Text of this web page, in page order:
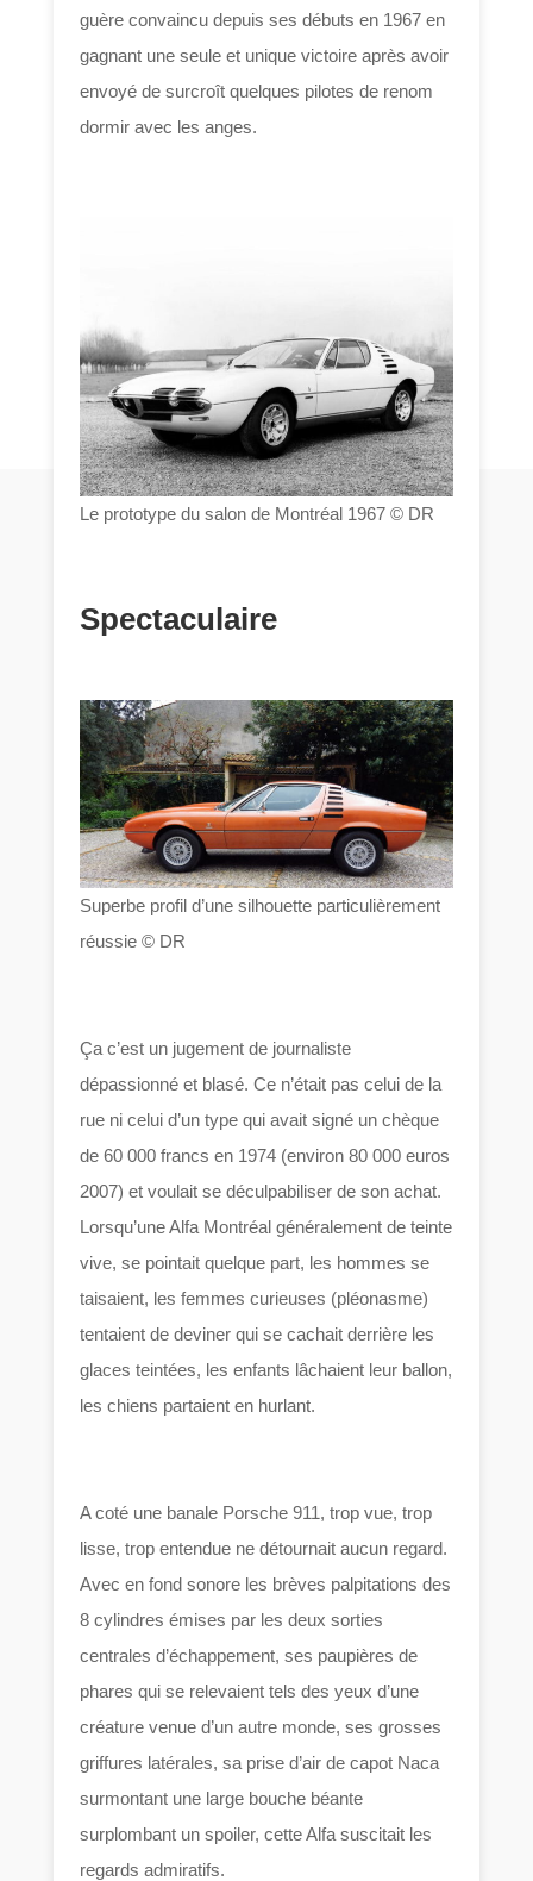
guère convaincu depuis ses débuts en 1967 en
gagnant une seule et unique victoire après avoir
envoyé de surcroît quelques pilotes de renom
dormir avec les anges.
Le prototype du salon de Montréal 1967 © DR
Spectaculaire
Superbe profil d’une silhouette particulièrement
réussie © DR
Ça c’est un jugement de journaliste
dépassionné et blasé. Ce n’était pas celui de la
rue ni celui d’un type qui avait signé un chèque
de 60 000 francs en 1974 (environ 80 000 euros
2007) et voulait se déculpabiliser de son achat.
Lorsqu’une Alfa Montréal généralement de teinte
vive, se pointait quelque part, les hommes se
taisaient, les femmes curieuses (pléonasme)
tentaient de deviner qui se cachait derrière les
glaces teintées, les enfants lâchaient leur ballon,
les chiens partaient en hurlant.
A coté une banale Porsche 911, trop vue, trop
lisse, trop entendue ne détournait aucun regard.
Avec en fond sonore les brèves palpitations des
8 cylindres émises par les deux sorties
centrales d’échappement, ses paupières de
phares qui se relevaient tels des yeux d’une
créature venue d’un autre monde, ses grosses
griffures latérales, sa prise d’air de capot Naca
surmontant une large bouche béante
surplombant un spoiler, cette Alfa suscitait les
regards admiratifs.